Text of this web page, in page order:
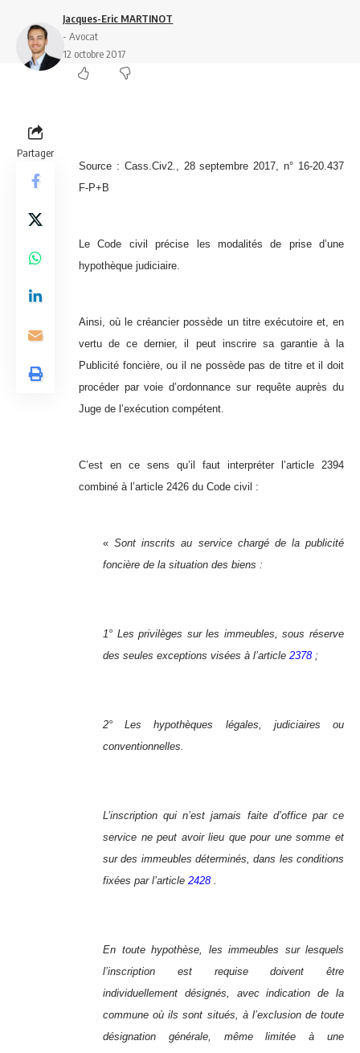
Jacques-Eric MARTINOT
- Avocat
12 octobre 2017
Partager
Source : Cass.Civ2., 28 septembre 2017, n° 16-20.437
F-P+B
Le Code civil précise les modalités de prise d’une
hypothèque judiciaire.
Ainsi, où le créancier possède un titre exécutoire et, en
vertu de ce dernier, il peut inscrire sa garantie à la
Publicité foncière, ou il ne possède pas de titre et il doit
procéder par voie d’ordonnance sur requête auprès du
Juge de l’exécution compétent.
C’est en ce sens qu’il faut interpréter l’article 2394
combiné à l’article 2426 du Code civil :
«Sont inscrits au service chargé de la publicité
foncière de la situation des biens :
1° Les privilèges sur les immeubles, sous réserve
des seules exceptions visées à l’article 2378 ;
2° Les hypothèques légales, judiciaires ou
conventionnelles.
L’inscription qui n’est jamais faite d’office par ce
service ne peut avoir lieu que pour une somme et
sur des immeubles déterminés, dans les conditions
fixées par l’article 2428 .
En toute hypothèse, les immeubles sur lesquels
l’inscription est requise doivent être
individuellement désignés, avec indication de la
commune où ils sont situés, à l’exclusion de toute
désignation générale, même limitée à une